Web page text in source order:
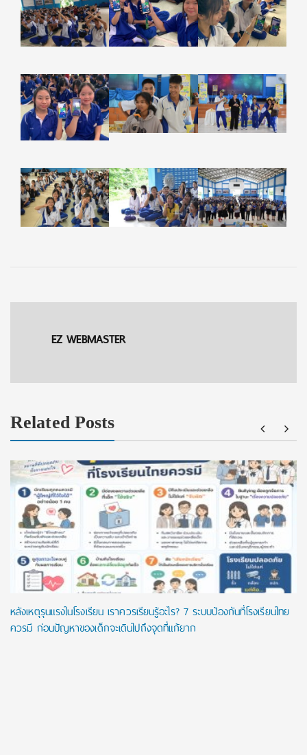
EZ WEBMASTER
Related Posts
หลังเหตุรุนแรงในโรงเรียน เราควรเรียนรู้อะไร? 7 ระบบป้องกันที่โรงเรียนไทย
ควรมี ก่อนปัญหาของเด็กจะเดินไปถึงจุดที่แก้ยาก